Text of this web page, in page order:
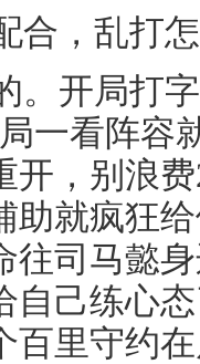
合，乱打
。开局打
一看阵容
开，别浪
助就疯狂
往司马懿
自己练心
百里守约